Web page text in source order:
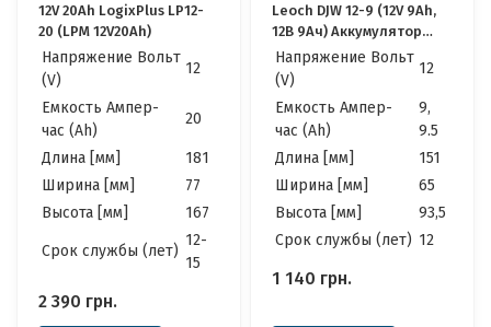
12V 20Ah LogixPlus LP12-
20 (LPM 12V20Ah)
Напряжение Вольт
(V)
12
Емкость Ампер-
час (Ah)
20
Длина [мм]
181
Ширина [мм]
77
Высота [мм]
167
Cрок службы (лет)
12-
15
2 390 грн.
Leoch DJW 12-9 (12V 9Ah,
12В 9Ач) Аккумулятор
Леоч
Напряжение Вольт
(V)
12
Емкость Ампер-
час (Ah)
9,
9.5
Длина [мм]
151
Ширина [мм]
65
Высота [мм]
93,5
Cрок службы (лет) 12
1 140 грн.